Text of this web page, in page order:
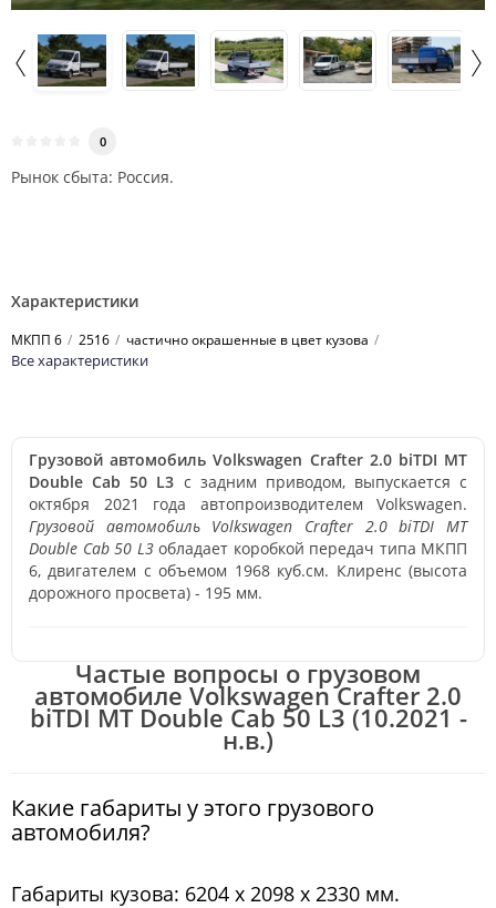
0
Рынок сбыта: Россия.
Характеристики
МКПП 6 2516 частично окрашенные в цвет кузова
Все характеристики
Грузовой автомобиль Volkswagen Crafter 2.0 biTDI MT
Double Cab 50 L3 с задним приводом, выпускается с
октября 2021 года автопроизводителем Volkswagen.
Грузовой автомобиль Volkswagen Crafter 2.0 biTDI MT
Double Cab 50 L3обладает коробкой передач типа МКПП
6, двигателем с объемом 1968 куб.см. Клиренс (высота
дорожного просвета) - 195 мм.
Частые вопросы о грузовом
автомобиле Volkswagen Crafter 2.0
biTDI MT Double Cab 50 L3 (10.2021 -
н.в.)
Какие габариты у этого грузового
автомобиля?
Габариты кузова: 6204 x 2098 x 2330 мм.